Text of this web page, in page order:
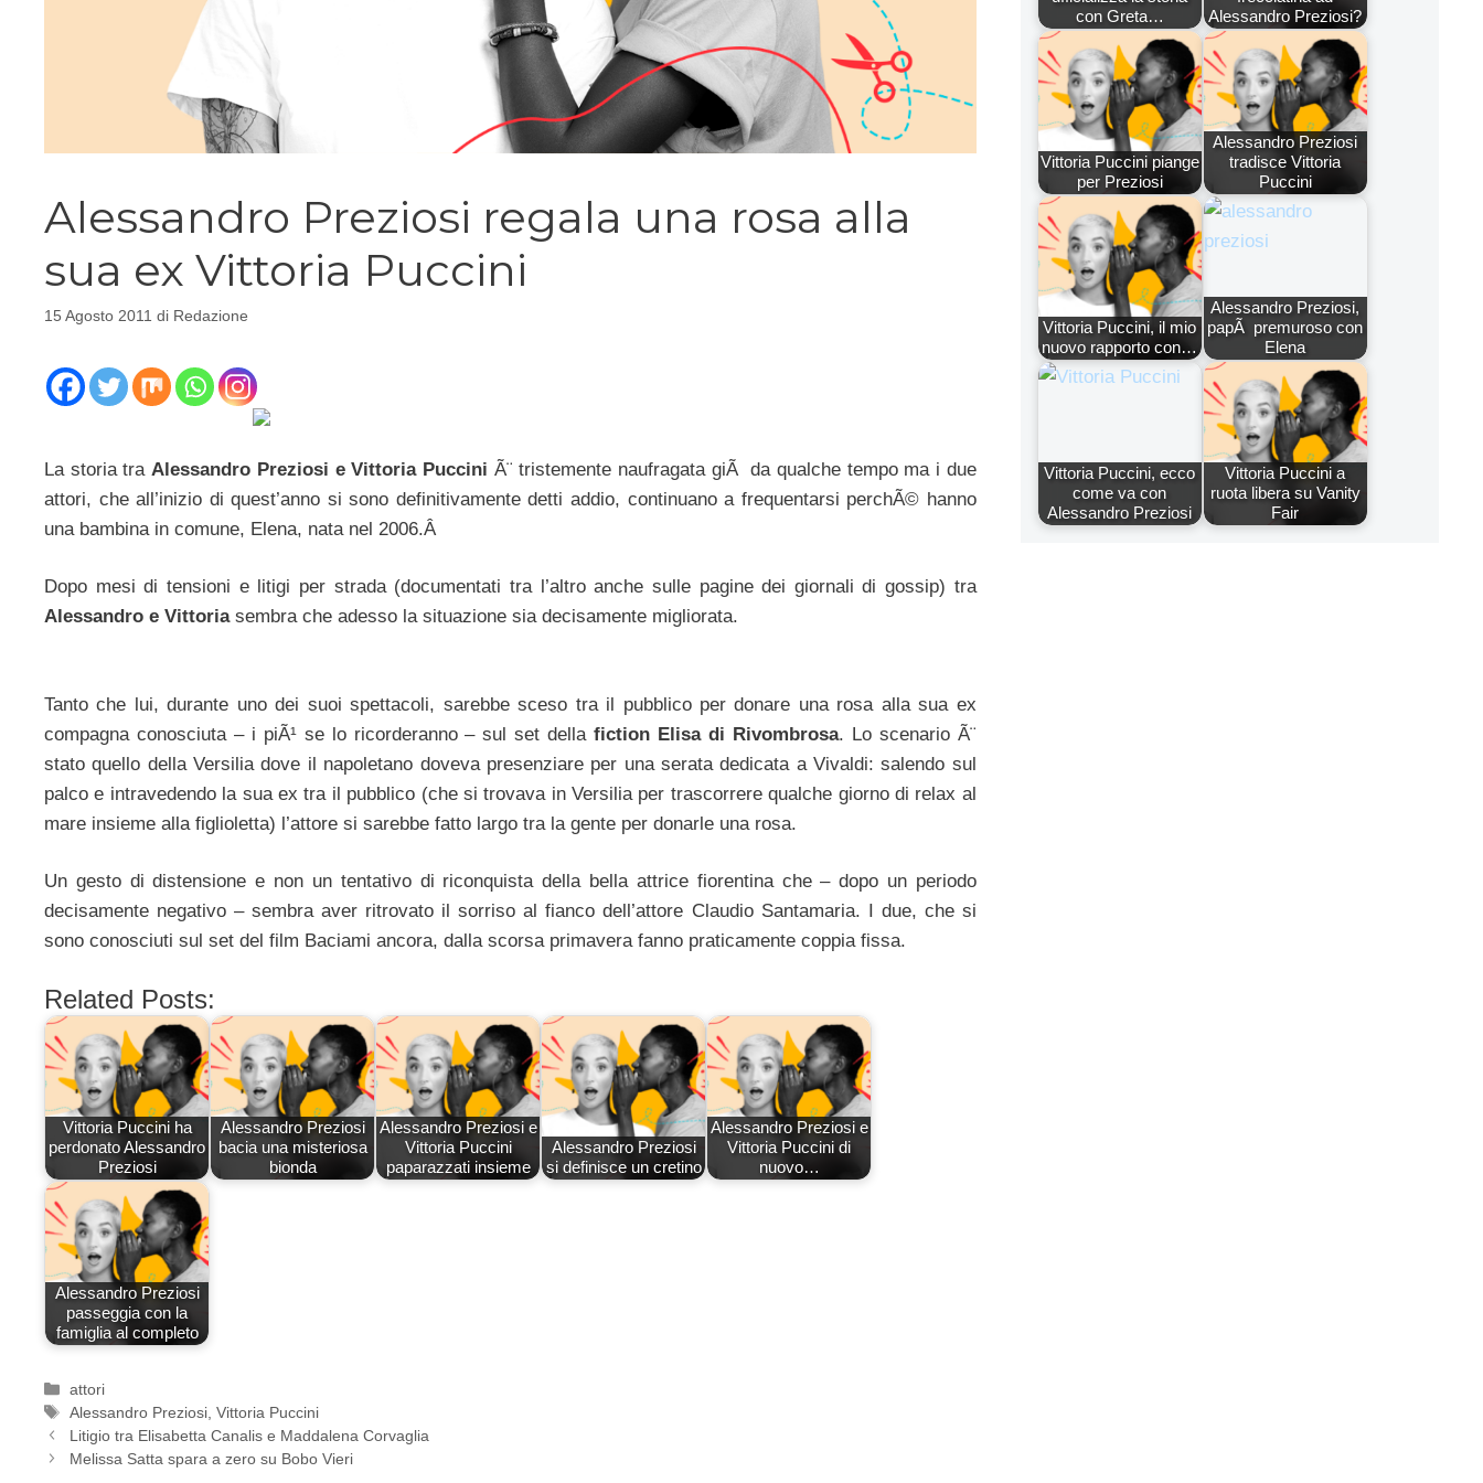
Alessandro Preziosi regala una rosa alla
sua ex Vittoria Puccini
15 Agosto 2011 di Redazione
La storia traAlessandro Preziosi e Vittoria Puccini Ã¨ tristemente naufragata giÃ da qualche tempo ma i due
attori, che all’inizio di quest’anno si sono definitivamente detti addio, continuano a frequentarsi perchÃ© hanno
una bambina in comune, Elena, nata nel 2006.Â
Dopo mesi di tensioni e litigi per strada (documentati tra l’altro anche sulle pagine dei giornali di gossip) tra
Alessandro e Vittoriasembra che adesso la situazione sia decisamente migliorata.
Tanto che lui, durante uno dei suoi spettacoli, sarebbe sceso tra il pubblico per donare una rosa alla sua ex
compagna conosciuta – i piÃ¹ se lo ricorderanno – sul set dellafiction Elisa di Rivombrosa. Lo scenario Ã¨
stato quello della Versilia dove il napoletano doveva presenziare per una serata dedicata a Vivaldi: salendo sul
palco e intravedendo la sua ex tra il pubblico (che si trovava in Versilia per trascorrere qualche giorno di relax al
mare insieme alla figlioletta) l’attore si sarebbe fatto largo tra la gente per donarle una rosa.
Un gesto di distensione e non un tentativo di riconquista della bella attrice fiorentina che – dopo un periodo
decisamente negativo – sembra aver ritrovato il sorriso al fianco dell’attore Claudio Santamaria. I due, che si
sono conosciuti sul set del film Baciami ancora, dalla scorsa primavera fanno praticamente coppia fissa.
Related Posts:
Vittoria Puccini ha
perdonato Alessandro
Preziosi
Alessandro Preziosi
bacia una misteriosa
bionda
Alessandro Preziosi e
Vittoria Puccini
paparazzati insieme
Alessandro Preziosi
si definisce un cretino
Alessandro Preziosi e
Vittoria Puccini di
nuovo…
Alessandro Preziosi
passeggia con la
famiglia al completo
Categorie
attori
Tag
Alessandro Preziosi ,Vittoria Puccini
Litigio tra Elisabetta Canalis e Maddalena Corvaglia
Melissa Satta spara a zero su Bobo Vieri
con Greta…
Alessandro Preziosi?
Vittoria Puccini piange
per Preziosi
Alessandro Preziosi
tradisce Vittoria
Puccini
Vittoria Puccini, il mio
nuovo rapporto con…
Alessandro Preziosi,
papÃ premuroso con
Elena
Vittoria Puccini, ecco
come va con
Alessandro Preziosi
Vittoria Puccini a
ruota libera su Vanity
Fair